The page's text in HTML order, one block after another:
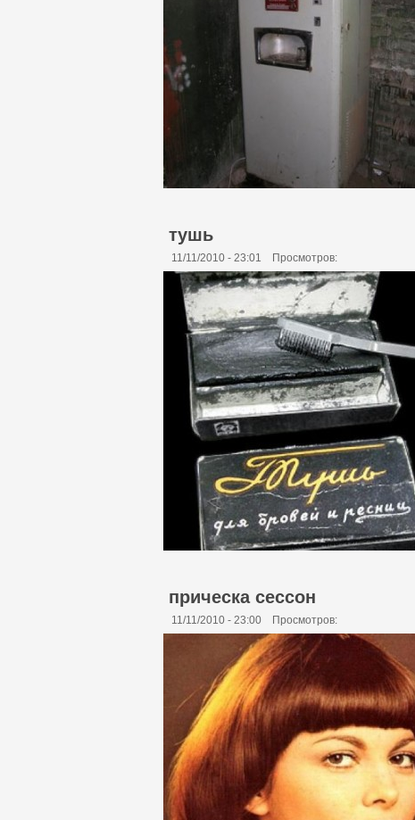
тушь
11/11/2010 - 23:01 Просмотров:
прическа сессон
11/11/2010 - 23:00 Просмотров: